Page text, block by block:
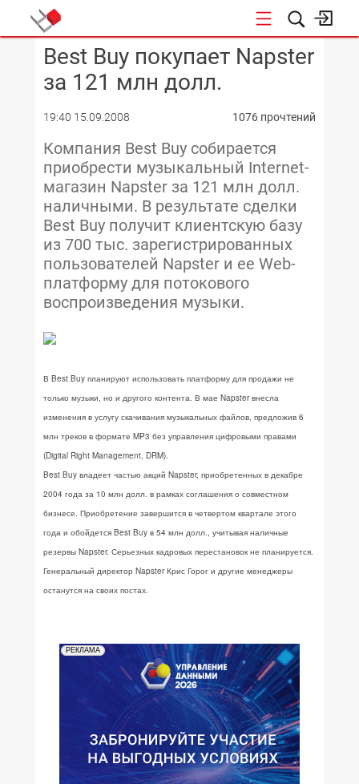
КОНФЕРЕНЦИИ
Best Buy покупает Napster
за 121 млн долл.
19:40 15.09.2008 1076 прочтений
Компания Best Buy собирается
приобрести музыкальный Internet-
магазин Napster за 121 млн долл.
наличными. В результате сделки
Best Buy получит клиентскую базу
из 700 тыс. зарегистрированных
пользователей Napster и ее Web-
платформу для потокового
воспроизведения музыки.
В Best Buy планируют использовать платформу для продажи не
только музыки, но и другого контента. В мае Napster внесла
изменения в услугу скачивания музыкальных файлов, предложив 6
млн треков в формате MP3 без управления цифровыми правами
(Digital Right Management, DRM).
Best Buy владеет частью акций Napster, приобретенных в декабре
2004 года за 10 млн долл. в рамках соглашения о совместном
бизнесе. Приобретение завершится в четвертом квартале этого
года и обойдется Best Buy в 54 млн долл., учитывая наличные
резервы Napster. Серьезных кадровых перестановок не планируется.
Генеральный директор Napster Крис Горог и другие менеджеры
останутся на своих постах.
РЕКЛАМА